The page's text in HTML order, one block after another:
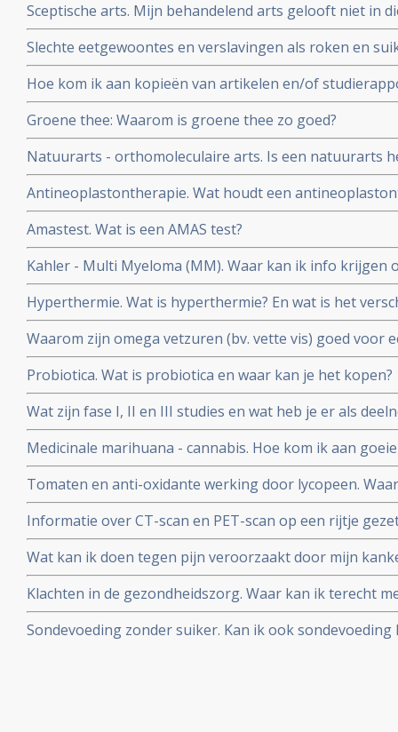
Sceptische arts. Mijn behandelend arts gelooft niet in
overtuig ik hem?
Slechte eetgewoontes en verslavingen als roken en
zo moeilijk en hou zo van zoet!
Hoe kom ik aan kopieën van artikelen en/of
worden vermeld?
Groene thee: Waarom is groene thee zo goed?
Natuurarts - orthomoleculaire arts. Is een natuurarts
orthomoleculaire arts?
Antineoplastontherapie. Wat houdt een
gebruikt?
Amastest. Wat is een AMAS test?
Kahler - Multi Myeloma (MM). Waar kan ik info krijgen
Myeloma?
Hyperthermie. Wat is hyperthermie? En wat is het
vormen van hyperthermie?
Waarom zijn omega vetzuren (bv. vette vis) goed voor
kankerpatiënten?
Probiotica. Wat is probiotica en waar kan je het kopen?
Wat zijn fase I, II en III studies en wat heb je er als
Medicinale marihuana - cannabis. Hoe kom ik aan
het antwoord.
Tomaten en anti-oxidante werking door lycopeen.
beter dan ongekookt?
Informatie over CT-scan en PET-scan op een rijtje
nadelen van contrastvloeistof
Wat kan ik doen tegen pijn veroorzaakt door mijn
manieren van pijnbestrijding?
Klachten in de gezondheidszorg. Waar kan ik terecht
slechte behandeling in een ziekenhuis en/of door
Sondevoeding zonder suiker. Kan ik ook